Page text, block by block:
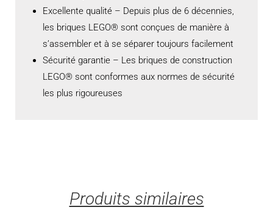
Excellente qualité – Depuis plus de 6 décennies,
les briques LEGO® sont conçues de manière à
s’assembler et à se séparer toujours facilement
Sécurité garantie – Les briques de construction
LEGO® sont conformes aux normes de sécurité
les plus rigoureuses
Produits similaires